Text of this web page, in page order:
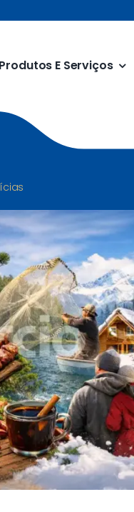
Produtos E Serviços